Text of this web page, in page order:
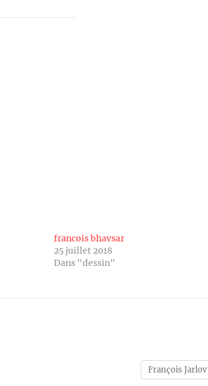
francois bhavsar
25 juillet 2018
Dans "dessin"
François Jarlov